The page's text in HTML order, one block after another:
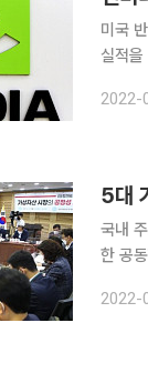
미국
실적을 발표했다. 8일(현지시간)
2022-
5대
국내
한 공
자 보
2022-